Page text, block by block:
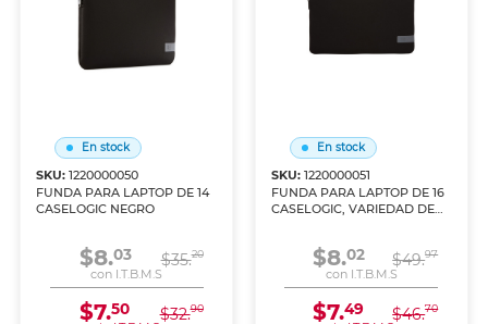
En stock
SKU:1220000050
FUNDA PARA LAPTOP DE 14
CASELOGIC NEGRO
$8.03 $35.20
con I.T.B.M.S
$7.50 $32.90
En stock
SKU: 1220000051
FUNDA PARA LAPTOP DE 16
CASELOGIC, VARIEDAD DE
$8.02 $49.97
con I.T.B.M.S
$7.49 $46.70